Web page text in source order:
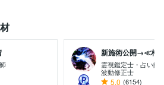
新施術公開→≪相
霊視鑑定士・占い師
波動修正士
5.0 (6154)